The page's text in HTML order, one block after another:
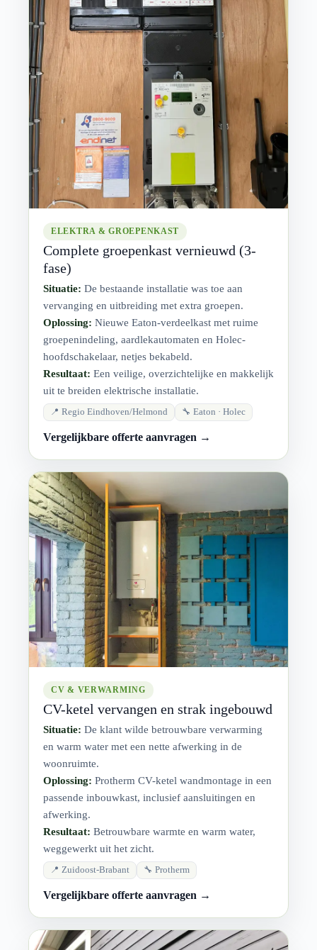
ELEKTRA & GROEPENKAST
Complete groepenkast vernieuwd (3-
fase)
Situatie: De bestaande installatie was toe aan
vervanging en uitbreiding met extra groepen.
Oplossing: Nieuwe Eaton-verdeelkast met ruime
groepenindeling, aardlekautomaten en Holec-
hoofdschakelaar, netjes bekabeld.
Resultaat: Een veilige, overzichtelijke en makkelijk
uit te breiden elektrische installatie.
📍 Regio Eindhoven/Helmond 🔧 Eaton · Holec
Vergelijkbare offerte aanvragen →
CV & VERWARMING
CV-ketel vervangen en strak ingebouwd
Situatie: De klant wilde betrouwbare verwarming
en warm water met een nette afwerking in de
woonruimte.
Oplossing: Protherm CV-ketel wandmontage in een
passende inbouwkast, inclusief aansluitingen en
afwerking.
Resultaat: Betrouwbare warmte en warm water,
weggewerkt uit het zicht.
📍 Zuidoost-Brabant 🔧 Protherm
Vergelijkbare offerte aanvragen →